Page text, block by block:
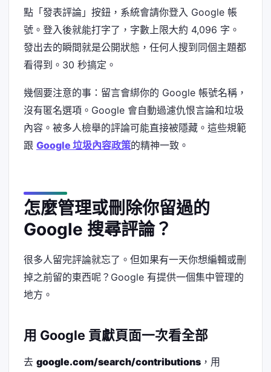
點「發表評論」按鈕，系統會請你登入 Google 帳
號。登入後就能打字了，字數上限大約 4,096 字。
發出去的瞬間就是公開狀態，任何人搜到同個主題都
看得到。30 秒搞定。
幾個要注意的事：留言會綁你的 Google 帳號名稱，
沒有匿名選項。Google 會自動過濾仇恨言論和垃圾
內容。被多人檢舉的評論可能直接被隱藏。這些規範
跟 Google 垃圾內容政策的精神一致。
怎麼管理或刪除你留過的
Google 搜尋評論？
很多人留完評論就忘了。但如果有一天你想編輯或刪
掉之前留的東西呢？Google 有提供一個集中管理的
地方。
用 Google 貢獻頁面一次看全部
去 google.com/search/contributions ，用